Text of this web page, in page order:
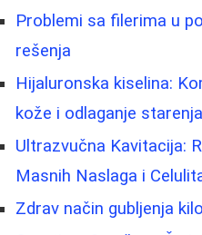
Problemi sa filerima u
rešenja
Hijaluronska kiselina:
kože i odlaganje starenja
Ultrazvučna Kavitacija:
Masnih Naslaga i
Zdrav način gubljenja